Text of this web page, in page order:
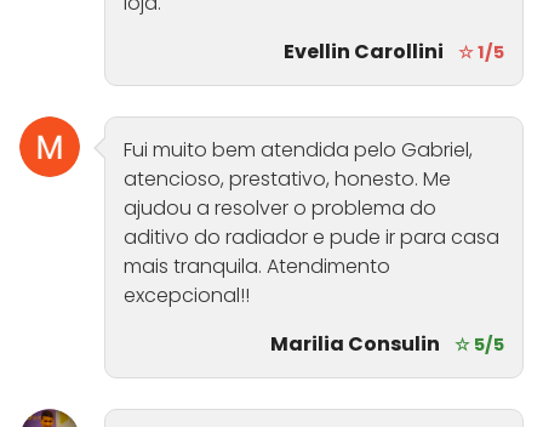
Evellin Carollini
☆ 1/5
Fui muito bem atendida pelo Gabriel,
atencioso, prestativo, honesto. Me
ajudou a resolver o problema do
aditivo do radiador e pude ir para casa
mais tranquila. Atendimento
excepcional!!
Marilia Consulin
☆ 5/5